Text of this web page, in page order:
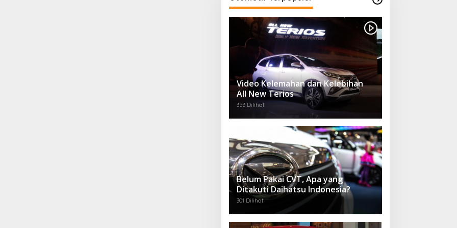
Video Kelemahan dan Kelebihan
All New Terios
353 Dilihat
Belum Pakai CVT, Apa yang
Ditakuti Daihatsu Indonesia?
301 Dilihat